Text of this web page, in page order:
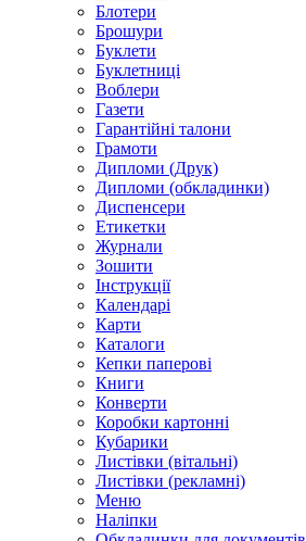
Блотери
Брошури
Буклети
Буклетниці
Воблери
Газети
Гарантійні талони
Грамоти
Дипломи (Друк)
Дипломи (обкладинки)
Диспенсери
Етикетки
Журнали
Зошити
Інструкції
Календарі
Карти
Каталоги
Кепки паперові
Книги
Конверти
Коробки картонні
Кубарики
Листівки (вітальні)
Листівки (рекламні)
Меню
Наліпки